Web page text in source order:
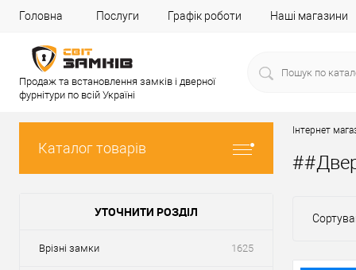
Головна Послуги Графік роботи Наші магазини
Продаж та встановлення замків і дверної
фурнітури по всій Україні
Каталог товарів
УТОЧНИТИ РОЗДІЛ
Врізні замки 1625
Інтернет